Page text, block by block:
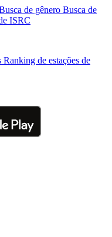
de gênero Busca de
ISRC
Ranking de estações de